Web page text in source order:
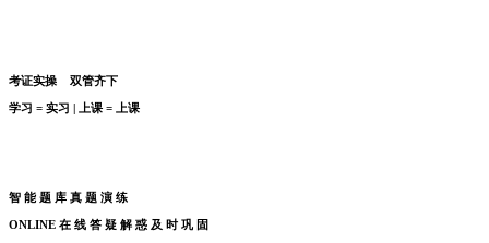
考证实操 双管齐下
学习 = 实习 | 上课 = 上课
智 能 题 库 真 题 演 练
ONLINE 在 线 答 疑 解 惑 及 时 巩 固